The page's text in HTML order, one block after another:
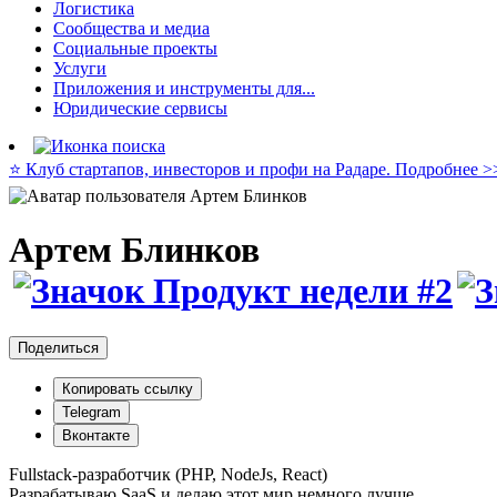
Логистика
Сообщества и медиа
Социальные проекты
Услуги
Приложения и инструменты для...
Юридические сервисы
⭐️ Клуб стартапов, инвесторов и профи на Радаре. Подробнее
Артем Блинков
Поделиться
Копировать ссылку
Telegram
Вконтакте
Fullstack-разработчик (PHP, NodeJs, React)